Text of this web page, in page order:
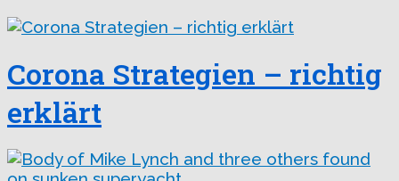
Corona Strategien – richtig
erklärt